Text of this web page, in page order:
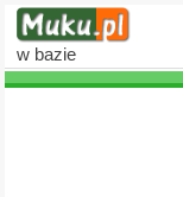
w bazie